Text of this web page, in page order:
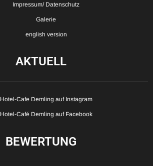
Impressum/ Datenschutz
Galerie
english version
AKTUELL
Hotel-Cafe Demling auf Instagram
Hotel-Café Demling auf Facebook
BEWERTUNG